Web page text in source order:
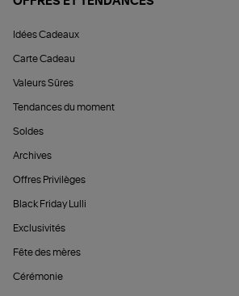
Idées Cadeaux
Carte Cadeau
Valeurs Sûres
Tendances du moment
Soldes
Archives
Offres Privilèges
Black Friday Lulli
Exclusivités
Fête des mères
Cérémonie